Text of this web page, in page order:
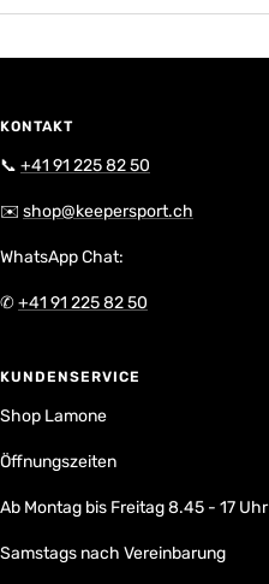
KONTAKT
📞 +41 91 225 82 50
✉️ shop@keepersport.ch
WhatsApp Chat:
✆+41 91 225 82 50
KUNDENSERVICE
Shop Lamone
Öffnungszeiten
Ab Montag bis Freitag 8.45 - 17 Uhr
Samstags nach Vereinbarung